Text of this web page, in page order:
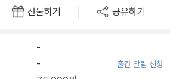
선물하기 공유하기
-
- 출간 알림 신청